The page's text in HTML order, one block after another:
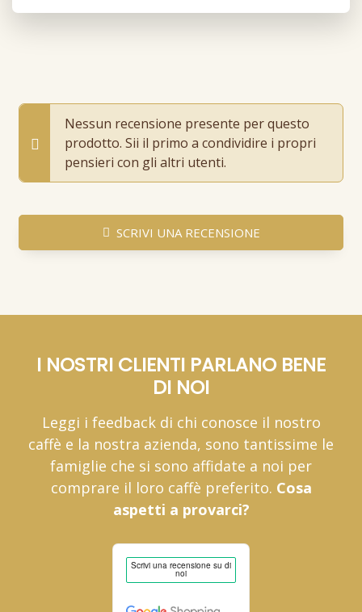
Nessun recensione presente per questo
prodotto. Sii il primo a condividire i propri
pensieri con gli altri utenti.
SCRIVI UNA RECENSIONE
I NOSTRI CLIENTI PARLANO BENE
DI NOI
Leggi i feedback di chi conosce il nostro
caffè e la nostra azienda, sono tantissime le
famiglie che si sono affidate a noi per
comprare il loro caffè preferito. Cosa
aspetti a provarci?